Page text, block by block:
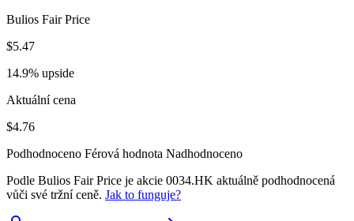
Bulios Fair Price
$5.47
14.9% upside
Aktuální cena
$4.76
Podhodnoceno Férová hodnota Nadhodnoceno
Podle Bulios Fair Price je akcie 0034.HK aktuálně podhodnocená
vůči své tržní ceně. Jak to funguje?